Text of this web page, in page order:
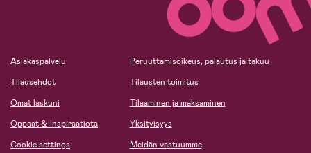
Asiakaspalvelu
Tilausehdot
Omat laskuni
Oppaat & Inspiraatiota
Cookie settings
Peruuttamisoikeus, palautus ja takuu
Tilausten toimitus
Tilaaminen ja maksaminen
Yksityisyys
Meidän vastuumme